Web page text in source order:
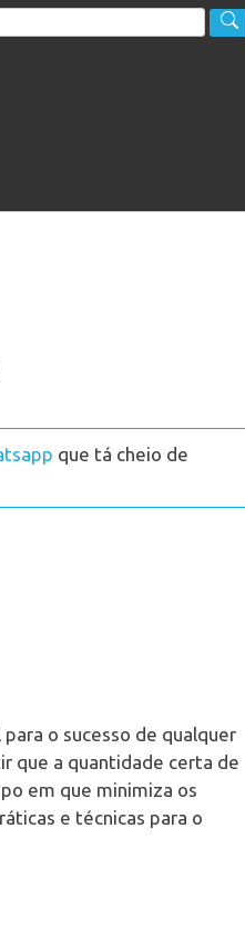
que tá cheio de
o sucesso de qualquer
que a quantidade certa de
em que minimiza os
e técnicas para o